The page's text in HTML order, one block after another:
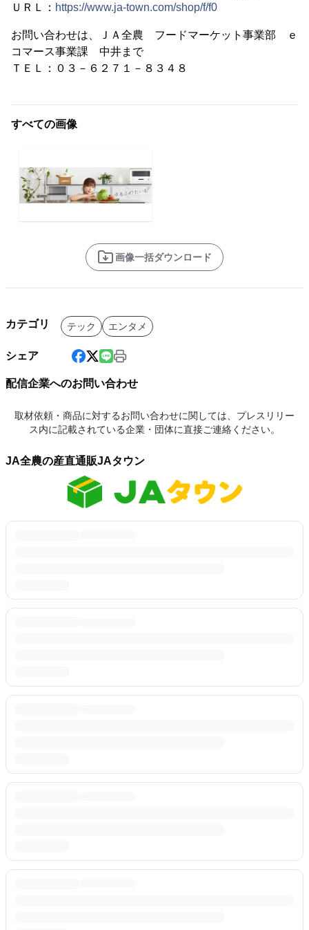
ＵＲＬ： https://www.ja-town.com/shop/f/f0
お問い合わせは、ＪＡ全農 フードマーケット事業部 ｅ
コマース事業課 中井まで
ＴＥＬ：０３－６２７１－８３４８
すべての画像
画像一括ダウンロード
カテゴリ テック エンタメ
シェア
配信企業へのお問い合わせ
取材依頼・商品に対するお問い合わせに関しては、プレスリリー
ス内に記載されている企業・団体に直接ご連絡ください。
JA全農の産直通販JAタウン